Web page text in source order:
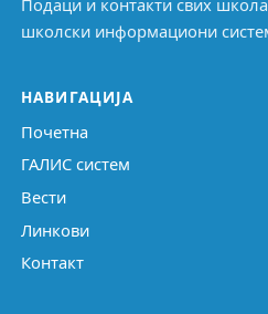
школски информациони
НАВИГАЦИЈА
Почетна
ГАЛИС систем
Вести
Линкови
Контакт